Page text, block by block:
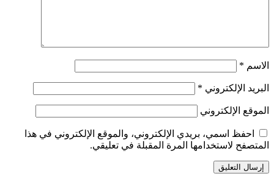
الاسم *
البريد الإلكتروني *
الموقع الإلكتروني
احفظ اسمي، بريدي الإلكتروني، والموقع الإلكتروني في هذا
المتصفح لاستخدامها المرة المقبلة في تعليقي.